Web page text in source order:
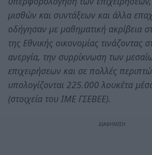
μισθών και συντάξεων και άλλα
οδήγησαν με μαθηματική ακρίβεια
της Εθνικής οικονομίας τινάζοντας
ανεργία, την συρρίκνωση των
επιχειρήσεων και σε πολλές
υπολογίζονται 225.000 λουκέτα
(στοιχεία του ΙΜΕ ΓΣΕΒΕΕ).